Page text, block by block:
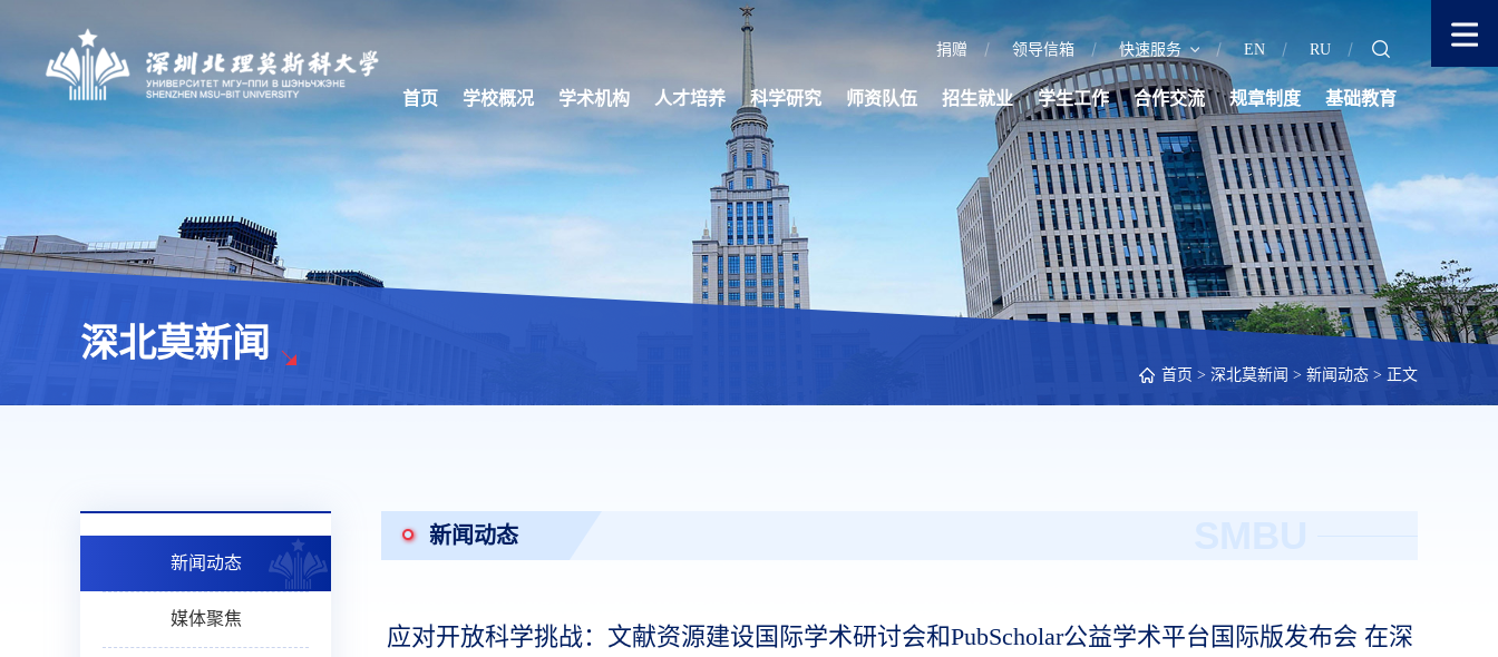
捐赠 领导信箱 快速服务 EN RU
首页 学校概况 学术机构 人才培养 科学研究 师资队伍 招生就业 学生工作 合作交流 规章制度 基础教育
深北莫新闻
首页 > 深北莫新闻 > 新闻动态 > 正文
新闻动态
媒体聚焦
新闻动态
应对开放科学挑战：文献资源建设国际学术研讨会和PubScholar公益学术平台国际版发布会 在深